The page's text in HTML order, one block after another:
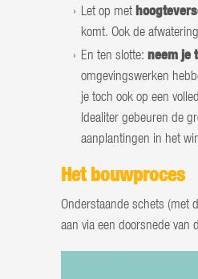
Let op met
komt. Ook de
En ten slotte: neem je
omgevingswerken
je toch ook op een
Idealiter gebeuren de
aanplantingen in het
Het bouwproces
Onderstaande schets (met
aan via een doorsnede van